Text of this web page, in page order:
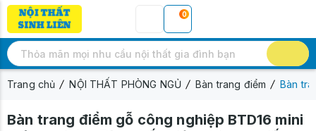
0
Trang chủ NỘI THẤT PHÒNG NGỦ Bàn trang điểm Bàn
Bàn trang điểm gỗ công nghiệp BTD16 mini